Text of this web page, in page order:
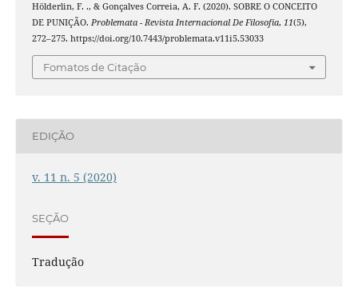
Hölderlin, F. ., & Gonçalves Correia, A. F. (2020). SOBRE O CONCEITO
DE PUNIÇÃO. Problemata - Revista Internacional De Filosofia, 11(5),
272–275. https://doi.org/10.7443/problemata.v11i5.53033
Fomatos de Citação
EDIÇÃO
v. 11 n. 5 (2020)
SEÇÃO
Tradução